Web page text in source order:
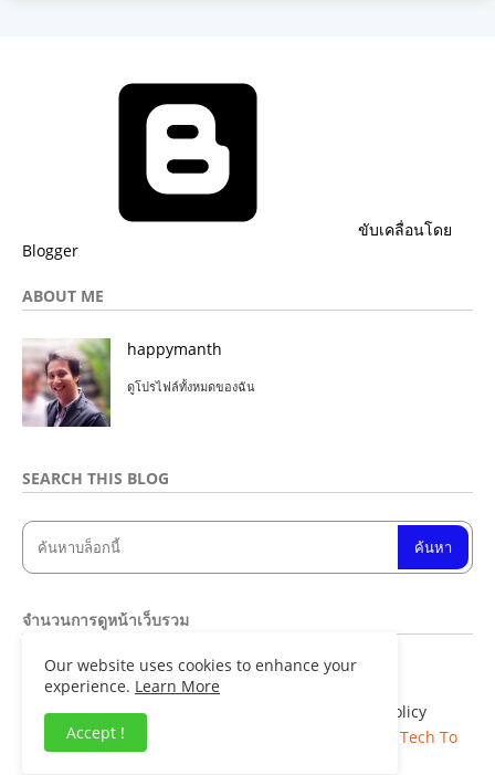
ขับเคลื่อนโดย
Blogger
ABOUT ME
happymanth
ดูโปรไฟล์ทั้งหมดของฉัน
SEARCH THIS BLOG
จำนวนการดูหน้าเว็บรวม
8302
Home
About
Privacy Policy
Copyright ©
Tech To
Our website uses cookies to enhance your
experience. Learn More
Accept !